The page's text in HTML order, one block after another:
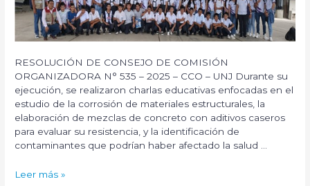
para
reducir
la
de
botellas
de
plástico»
RESOLUCIÓN DE CONSEJO DE COMISIÓN
ORGANIZADORA N° 535 – 2025 – CCO – UNJ Durante su
ejecución, se realizaron charlas educativas enfocadas en el
estudio de la corrosión de materiales estructurales, la
elaboración de mezclas de concreto con aditivos caseros
para evaluar su resistencia, y la identificación de
contaminantes que podrían haber afectado la salud …
Proyecto
Leer más »